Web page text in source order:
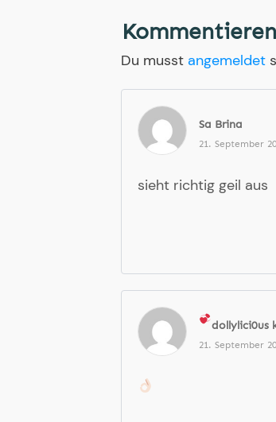
Du musst angemeldet
Sa Brina
21. September
sieht richtig geil aus
dollylici0us
21. September